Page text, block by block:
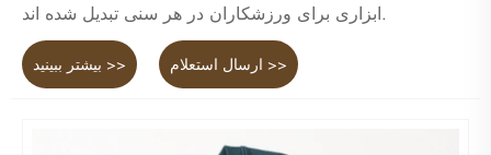
ابزاری برای ورزشکاران در هر سنی تبدیل شده اند.
بیشتر ببینید >> ارسال استعلام >>